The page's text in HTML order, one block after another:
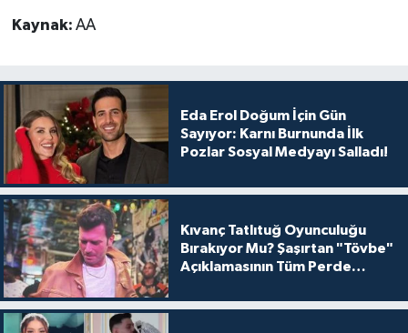
Kaynak: AA
Eda Erol Doğum İçin Gün
Sayıyor: Karnı Burnunda İlk
Pozlar Sosyal Medyayı Salladı!
Kıvanç Tatlıtuğ Oyunculuğu
Bırakıyor Mu? Şaşırtan "Tövbe"
Açıklamasının Tüm Perde